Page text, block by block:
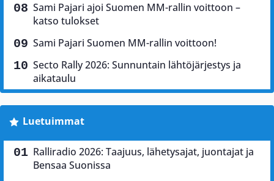
Sami Pajari ajoi Suomen MM-rallin voittoon –
katso tulokset
Sami Pajari Suomen MM-rallin voittoon!
Secto Rally 2026: Sunnuntain lähtöjärjestys ja
aikataulu
Luetuimmat
Ralliradio 2026: Taajuus, lähetysajat, juontajat ja
Bensaa Suonissa